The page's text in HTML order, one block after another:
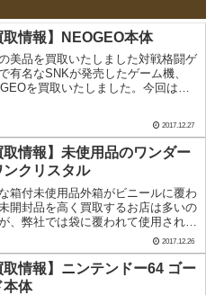
取情報】NEOGEO本体
美品を買取いたしました対戦格闘ゲ
有名なSNKが発売したゲーム機、
を買取いたしました。今回は
のほうが少なく、現存するゲームカセ
の中に...
2017.12.27
取情報】未使用品のワンダー
ンクリスタル
箱付未使用品外箱がビニールに覆わ
開封品を高く買取するお店は多いの
、弊社では袋に覆われて使用された
のない"未使用品"を高価買取していま
回買取いたしました、ワンダースワ
リスタルのワインレッドも袋に覆われ
用品...
2017.12.26
取情報】ニンテンドー64 ゴー
本体